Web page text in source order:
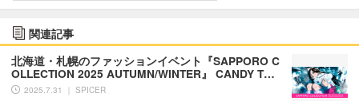
関連記事
北海道・札幌のファッションイベント『SAPPORO C
OLLECTION 2025 AUTUMN/WINTER』 CANDY T…
2025.7.31 ｜ SPICER